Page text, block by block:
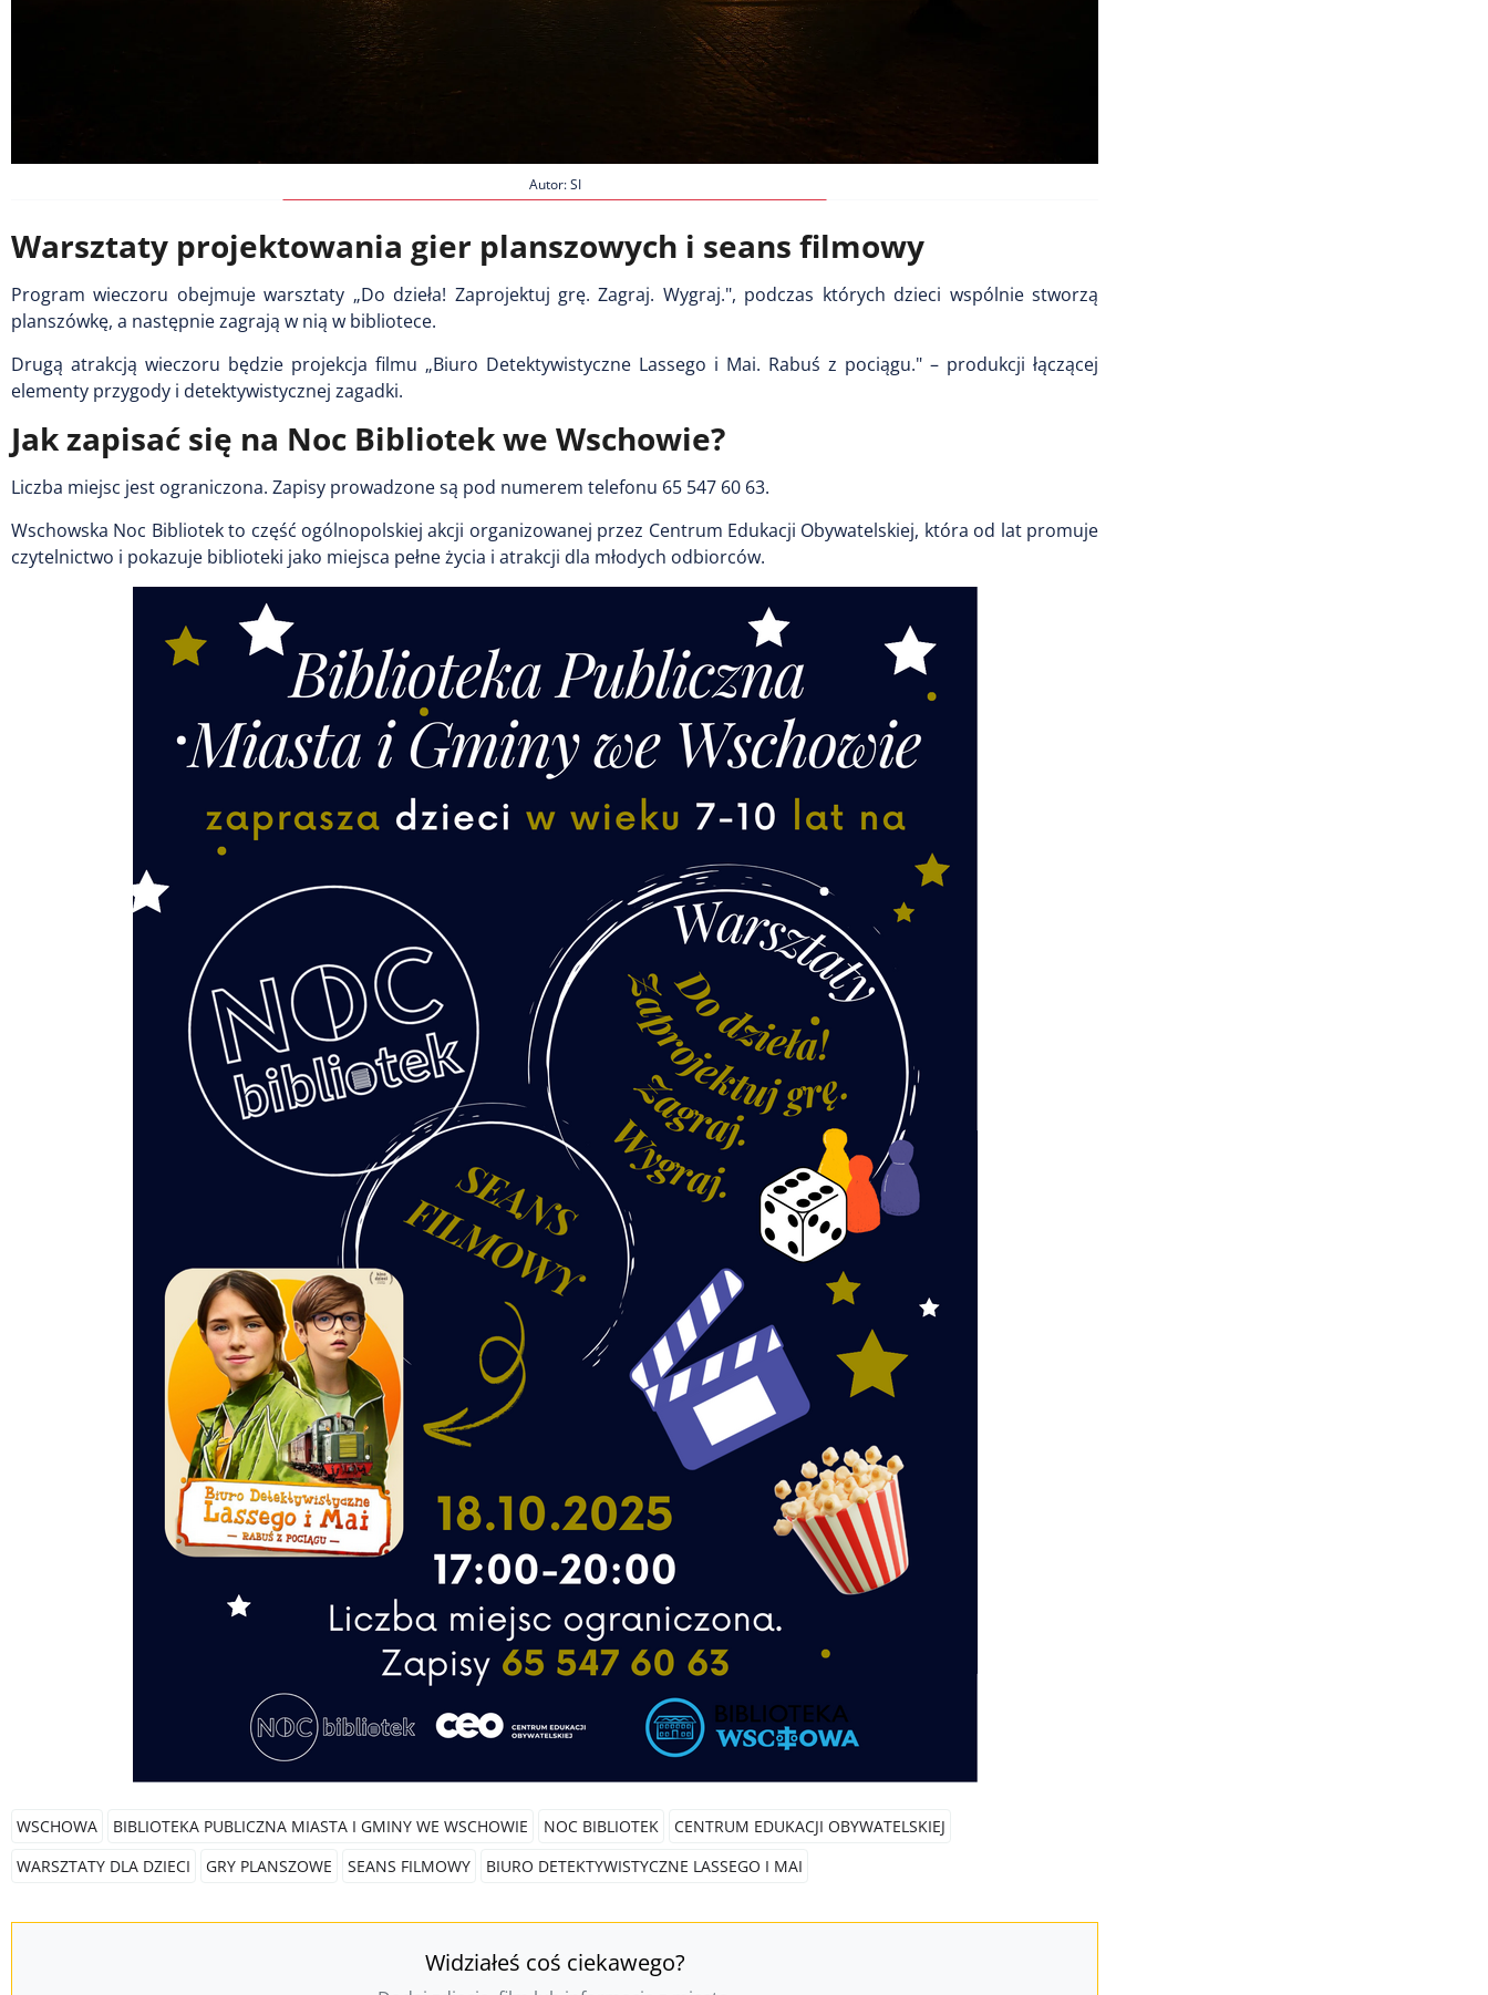
Autor: SI
Warsztaty projektowania gier planszowych i seans filmowy
Program wieczoru obejmuje warsztaty „Do dzieła! Zaprojektuj grę. Zagraj. Wygraj.", podczas których dzieci wspólnie stworzą
planszówkę, a następnie zagrają w nią w bibliotece.
Drugą atrakcją wieczoru będzie projekcja filmu „Biuro Detektywistyczne Lassego i Mai. Rabuś z pociągu." – produkcji łączącej
elementy przygody i detektywistycznej zagadki.
Jak zapisać się na Noc Bibliotek we Wschowie?
Liczba miejsc jest ograniczona. Zapisy prowadzone są pod numerem telefonu 65 547 60 63.
Wschowska Noc Bibliotek to część ogólnopolskiej akcji organizowanej przez Centrum Edukacji Obywatelskiej, która od lat promuje
czytelnictwo i pokazuje biblioteki jako miejsca pełne życia i atrakcji dla młodych odbiorców.
WSCHOWA BIBLIOTEKA PUBLICZNA MIASTA I GMINY WE WSCHOWIE NOC BIBLIOTEK
CENTRUM EDUKACJI OBYWATELSKIEJ
WARSZTATY DLA DZIECI
GRY PLANSZOWE SEANS FILMOWY BIURO DETEKTYWISTYCZNE LASSEGO I MAI
Widziałeś coś ciekawego?